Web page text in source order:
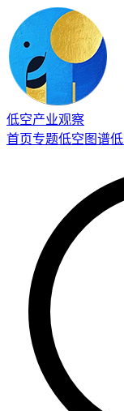
低空产业观察
首页专题低空图谱